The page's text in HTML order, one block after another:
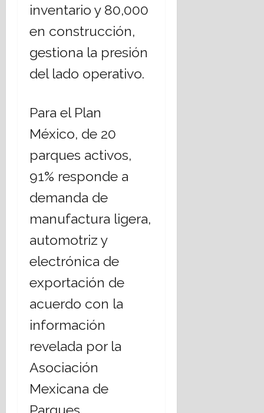
inventario y 80,000
en construcción,
gestiona la presión
del lado operativo.
Para el Plan
México, de 20
parques activos,
91% responde a
demanda de
manufactura ligera,
automotriz y
electrónica de
exportación de
acuerdo con la
información
revelada por la
Asociación
Mexicana de